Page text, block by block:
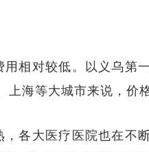
相对较低。以义乌第
海等大城市来说，价
各大医疗医院也在不